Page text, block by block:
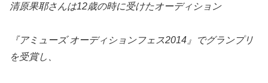
清原果耶さんは12歳の時に受けたオーディション
『アミューズ オーディションフェス2014』でグランプリ
を受賞し、